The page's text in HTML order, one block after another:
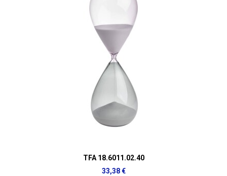
TFA 18.6011.02.40
33,38 €